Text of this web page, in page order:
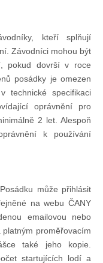
kteří splňují
Závodníci mohou být
pokud dovrší v roce
posádky je omezen
technické specifikaci
oprávnění pro
2 let. Alespoň
k používání
může přihlásit
na webu ČANY
emailovou nebo
proměřovacím
také jeho kopie.
startujících lodí a